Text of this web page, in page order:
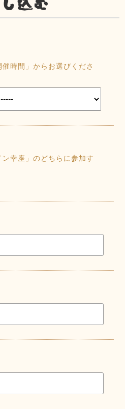
込む
時間」からお選びくださ
ン幸座」のどちらに参加す